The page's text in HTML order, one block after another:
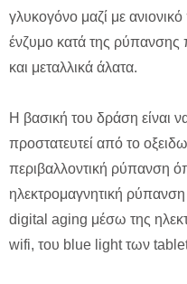
γλυκογόνο μαζί με
ένζυμο κατά της ρύπανσης
και μεταλλικά άλατα.
Η βασική του δράση είναι
προστατευτεί από το
περιβαλλοντική ρύπανση
ηλεκτρομαγνητική
digital aging μέσω της
wifi, του blue light των